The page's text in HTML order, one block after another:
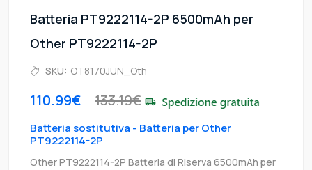
Batteria PT9222114-2P 6500mAh per
Other PT9222114-2P
SKU: OT8170JUN_Oth
110.99€ 133.19€
Batteria sostitutiva - Batteria per Other
PT9222114-2P
Other PT9222114-2P Batteria di Riserva 6500mAh per